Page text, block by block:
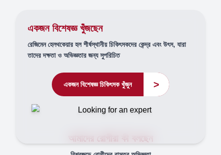
একজন বিশেষজ্ঞ খুঁজছেন
রেজিমেন হেলথকেয়ার হল শীর্ষস্থানীয় চিকিৎসকদের কেন্দ্র এবং উৎস, যারা
তাদের দক্ষতা ও অভিজ্ঞতার জন্য সুপরিচিত
একজন বিশেষজ্ঞ চিকিৎসক খুঁজুন >
আমাদের রোগীরা কী বলছেন